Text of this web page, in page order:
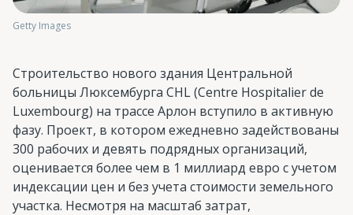
Getty Images
Строительство нового здания Центральной
больницы Люксембурга CHL (Centre Hospitalier de
Luxembourg) на трассе Арлон вступило в активную
фазу. Проект, в котором ежедневно задействованы
300 рабочих и девять подрядных организаций,
оценивается более чем в 1 миллиард евро с учетом
индексации цен и без учета стоимости земельного
участка. Несмотря на масштаб затрат,